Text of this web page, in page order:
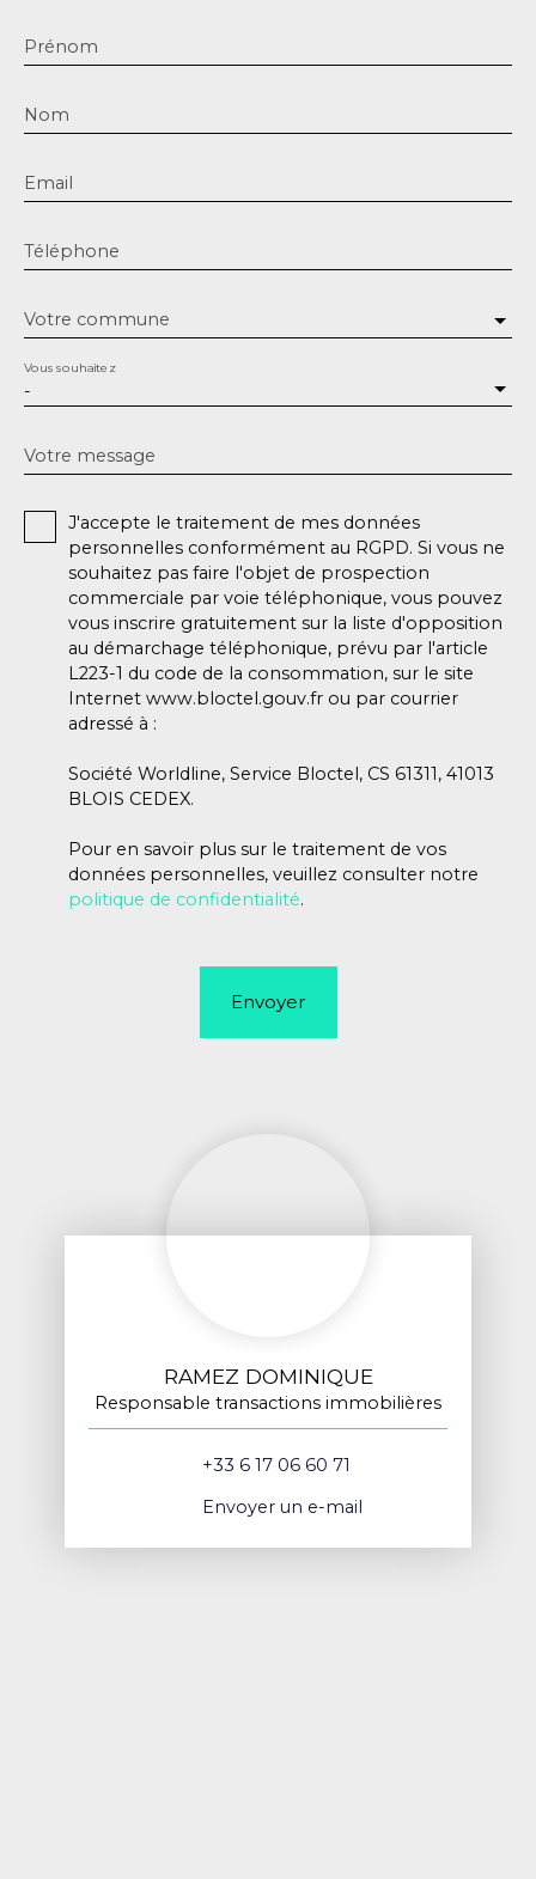
Prénom
Nom
Email
Téléphone
Votre commune
-
Vous souhaitez
Votre message
J'accepte le traitement de mes données
personnelles conformément au RGPD. Si vous ne
souhaitez pas faire l'objet de prospection
commerciale par voie téléphonique, vous pouvez
vous inscrire gratuitement sur la liste d'opposition
au démarchage téléphonique, prévu par l'article
L223-1 du code de la consommation, sur le site
Internet www.bloctel.gouv.fr ou par courrier
adressé à :
Société Worldline, Service Bloctel, CS 61311, 41013
BLOIS CEDEX.
Pour en savoir plus sur le traitement de vos
données personnelles, veuillez consulter notre
politique de confidentialité.
Envoyer
RAMEZ DOMINIQUE
Responsable transactions immobilières
+33 6 17 06 60 71
Envoyer un e-mail